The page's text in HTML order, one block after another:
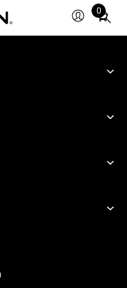
0
Total
items
cart: